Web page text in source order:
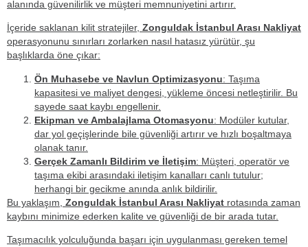
alanında güvenilirlik ve müşteri memnuniyetini artırır.
İçeride saklanan kilit stratejiler, Zonguldak İstanbul Arası Nakliyat
operasyonunu sınırları zorlarken nasıl hatasız yürütür, şu
başlıklarda öne çıkar:
Ön Muhasebe ve Navlun Optimizasyonu: Taşıma
kapasitesi ve maliyet dengesi, yükleme öncesi netleştirilir. Bu
sayede saat kaybı engellenir.
Ekipman ve Ambalajlama Otomasyonu: Modüler kutular,
dar yol geçişlerinde bile güvenliği artırır ve hızlı boşaltmaya
olanak tanır.
Gerçek Zamanlı Bildirim ve İletişim: Müşteri, operatör ve
taşıma ekibi arasındaki iletişim kanalları canlı tutulur;
herhangi bir gecikme anında anlık bildirilir.
Bu yaklaşım, Zonguldak İstanbul Arası Nakliyat rotasında zaman
kaybını minimize ederken kalite ve güvenliği de bir arada tutar.
Taşımacılık yolculuğunda başarı için uygulanması gereken temel